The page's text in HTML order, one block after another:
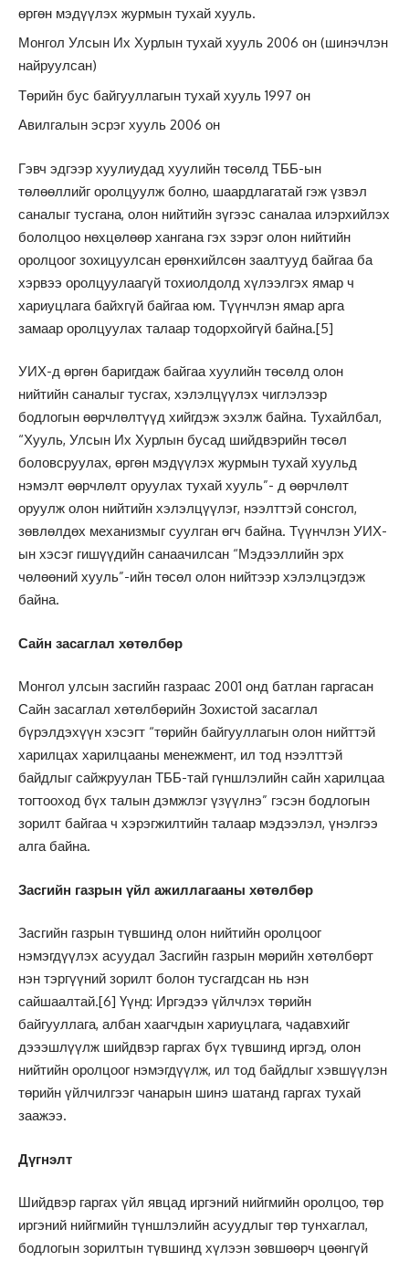
өргөн мэдүүлэх журмын тухай хууль.
Монгол Улсын Их Хурлын тухай хууль 2006 он (шинэчлэн
найруулсан)
Төрийн бус байгууллагын тухай хууль 1997 он
Авилгалын эсрэг хууль 2006 он
Гэвч эдгээр хуулиудад хуулийн төсөлд ТББ-ын
төлөөллийг оролцуулж болно, шаардлагатай гэж үзвэл
саналыг тусгана, олон нийтийн зүгээс саналаа илэрхийлэх
бололцоо нөхцөлөөр хангана гэх зэрэг олон нийтийн
оролцоог зохицуулсан ерөнхийлсөн заалтууд байгаа ба
хэрвээ оролцуулаагүй тохиолдолд хүлээлгэх ямар ч
хариуцлага байхгүй байгаа юм. Түүнчлэн ямар арга
замаар оролцуулах талаар тодорхойгүй байна.[5]
УИХ-д өргөн баригдаж байгаа хуулийн төсөлд олон
нийтийн саналыг тусгах, хэлэлцүүлэх чиглэлээр
бодлогын өөрчлөлтүүд хийгдэж эхэлж байна. Тухайлбал,
“Хууль, Улсын Их Хурлын бусад шийдвэрийн төсөл
боловсруулах, өргөн мэдүүлэх журмын тухай хуульд
нэмэлт өөрчлөлт оруулах тухай хууль”- д өөрчлөлт
оруулж олон нийтийн хэлэлцүүлэг, нээлттэй сонсгол,
зөвлөлдөх механизмыг суулган өгч байна. Түүнчлэн УИХ-
ын хэсэг гишүүдийн санаачилсан “Мэдээллийн эрх
чөлөөний хууль”-ийн төсөл олон нийтээр хэлэлцэгдэж
байна.
Сайн засаглал хөтөлбөр
Монгол улсын засгийн газраас 2001 онд батлан гаргасан
Сайн засаглал хөтөлбөрийн Зохистой засаглал
бүрэлдэхүүн хэсэгт “төрийн байгууллагын олон нийттэй
харилцах харилцааны менежмент, ил тод нээлттэй
байдлыг сайжруулан ТББ-тай гүншлэлийн сайн харилцаа
тогтооход бүх талын дэмжлэг үзүүлнэ” гэсэн бодлогын
зорилт байгаа ч хэрэгжилтийн талаар мэдээлэл, үнэлгээ
алга байна.
Засгийн газрын үйл ажиллагааны хөтөлбөр
Засгийн газрын түвшинд олон нийтийн оролцоог
нэмэгдүүлэх асуудал Засгийн газрын мөрийн хөтөлбөрт
нэн тэргүүний зорилт болон тусгагдсан нь нэн
сайшаалтай.[6] Үүнд: Иргэдээ үйлчлэх төрийн
байгууллага, албан хаагчдын хариуцлага, чадавхийг
дэээшлүүлж шийдвэр гаргах бүх түвшинд иргэд, олон
нийтийн оролцоог нэмэгдүүлж, ил тод байдлыг хэвшүүлэн
төрийн үйлчилгээг чанарын шинэ шатанд гаргах тухай
заажээ.
Дүгнэлт
Шийдвэр гаргах үйл явцад иргэний нийгмийн оролцоо, төр
иргэний нийгмийн түншлэлийн асуудлыг төр тунхаглал,
бодлогын зорилтын түвшинд хүлээн зөвшөөрч цөөнгүй